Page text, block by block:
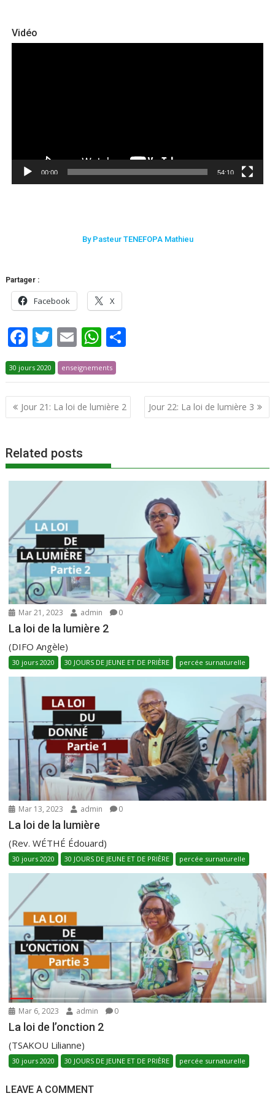
Vidéo
00:00 54:10
By Pasteur TENEFOPA Mathieu
Partager :
Facebook X
F
ac
e
b
o
k
T
w
itt
er
E
m
ai
l
W
h
at
s
A
ta
g
er
30 jours 2020 enseignements
Jour 21: La loi de lumière 2 Jour 22: La loi de lumière 3
Related posts
Mar 21, 2023 admin 0
La loi de la lumière 2
(DIFO Angèle)
30 jours 2020 30 JOURS DE JEUNE ET DE PRIÈRE percée surnaturelle
Mar 13, 2023 admin 0
La loi de la lumière
(Rev. WÉTHÉ Édouard)
30 jours 2020 30 JOURS DE JEUNE ET DE PRIÈRE percée surnaturelle
Mar 6, 2023 admin 0
La loi de l’onction 2
(TSAKOU Lilianne)
30 jours 2020 30 JOURS DE JEUNE ET DE PRIÈRE percée surnaturelle
LEAVE A COMMENT